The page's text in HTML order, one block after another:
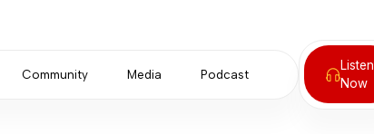
Community Media Podcast
Listen
Now